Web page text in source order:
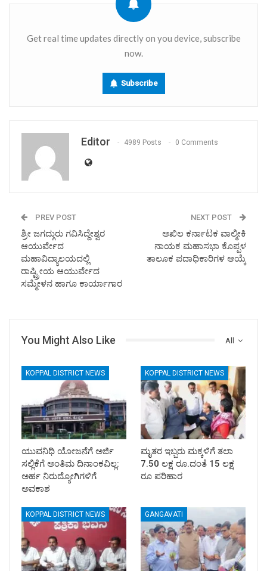
Get real time updates directly on you device, subscribe
now.
Subscribe
Editor 4989 Posts 0 Comments
PREV POST
ಶ್ರೀ ಜಗದ್ಗುರು ಗವಿಸಿದ್ದೇಶ್ವರ
ಆಯುರ್ವೇದ
ಮಹಾವಿದ್ಯಾಲಯದಲ್ಲಿ
ರಾಷ್ಟ್ರೀಯ ಆಯುರ್ವೇದ
ಸಮ್ಮೇಳನ ಹಾಗೂ ಕಾರ್ಯಾಗಾರ
NEXT POST
ಅಖಿಲ ಕರ್ನಾಟಕ ವಾಲ್ಮೀಕಿ
ನಾಯಕ ಮಹಾಸಭಾ ಕೊಪ್ಪಳ
ತಾಲೂಕ ಪದಾಧಿಕಾರಿಗಳ ಆಯ್ಕೆ
All
You Might Also Like
KOPPAL DISTRICT NEWS
ಯುವನಿಧಿ ಯೋಜನೆಗೆ ಅರ್ಜಿ
ಸಲ್ಲಿಕೆಗೆ ಅಂತಿಮ ದಿನಾಂಕವಿಲ್ಲ:
ಅರ್ಹ ನಿರುದ್ಯೋಗಿಗಳಿಗೆ
ಅವಕಾಶ
KOPPAL DISTRICT NEWS
ಮೃತರ ಇಬ್ಬರು ಮಕ್ಕಳಿಗೆ ತಲಾ
7.50 ಲಕ್ಷ ರೂ.ದಂತೆ 15 ಲಕ್ಷ
ರೂ ಪರಿಹಾರ
KOPPAL DISTRICT NEWS GANGAVATI